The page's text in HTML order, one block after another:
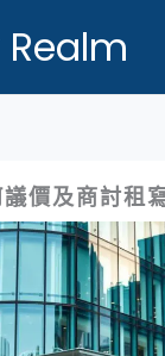
價及商討租